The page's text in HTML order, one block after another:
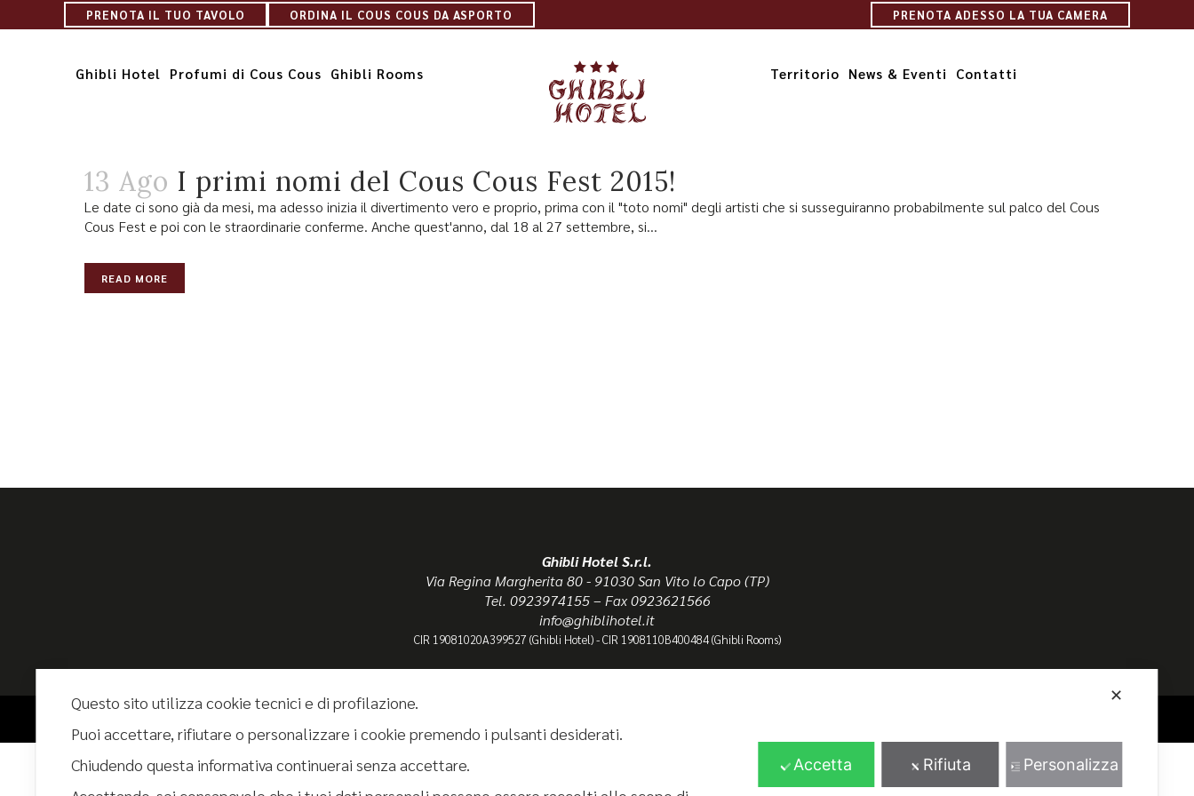
PRENOTA IL TUO TAVOLO ORDINA IL COUS COUS DA ASPORTO PRENOTA ADESSO LA TUA CAMERA
Ghibli Hotel Profumi di Cous Cous Ghibli Rooms Territorio News & Eventi Contatti
13 Ago I primi nomi del Cous Cous Fest 2015!
Le date ci sono già da mesi, ma adesso inizia il divertimento vero e proprio, prima con il "toto nomi" degli artisti che si susseguiranno probabilmente sul palco del Cous
Cous Fest e poi con le straordinarie conferme. Anche quest'anno, dal 18 al 27 settembre, si...
READ MORE
Ghibli Hotel S.r.l.
Via Regina Margherita 80 - 91030 San Vito lo Capo (TP)
Tel. 0923974155 – Fax 0923621566
info@ghiblihotel.it
CIR 19081020A399527 (Ghibli Hotel) - CIR 1908110B400484 (Ghibli Rooms)
✕
Questo sito utilizza cookie tecnici e di profilazione.
Puoi accettare, rifiutare o personalizzare i cookie premendo i pulsanti desiderati.
Chiudendo questa informativa continuerai senza accettare.
Accetta Rifiuta Personalizza